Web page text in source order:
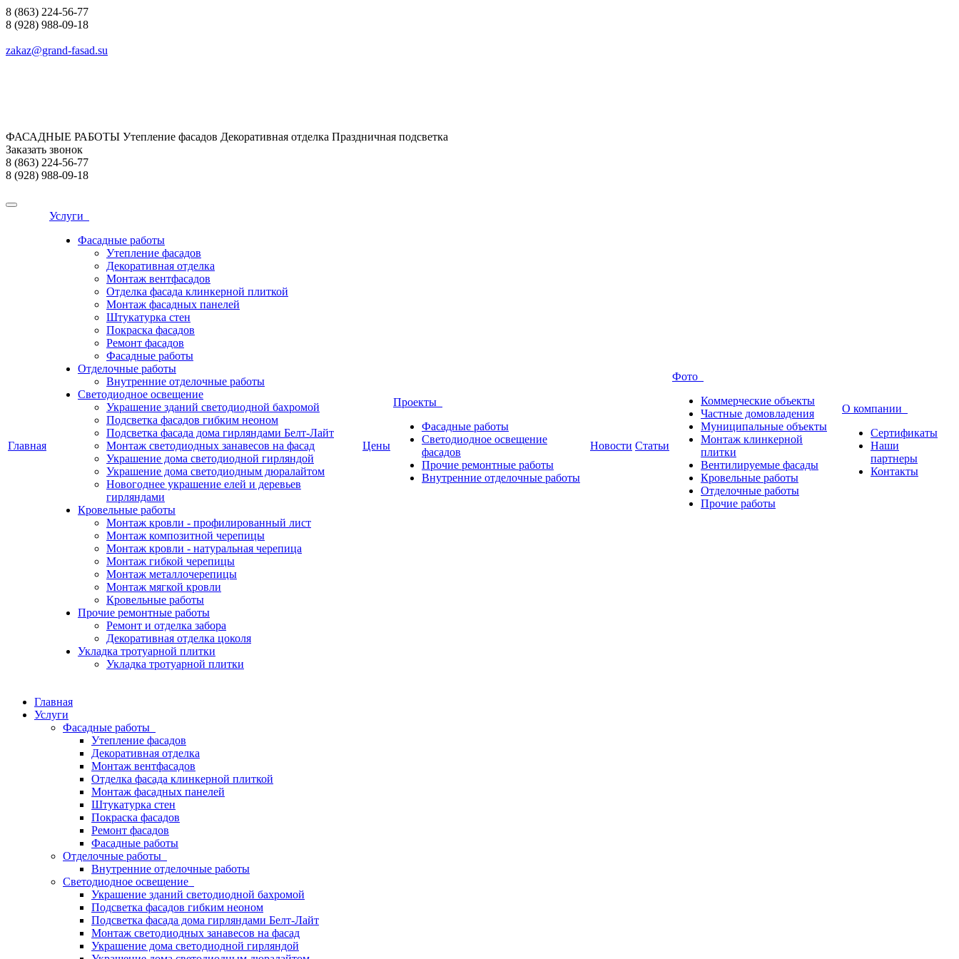
8 (863) 224-56-77
8 (928) 988-09-18
zakaz@grand-fasad.su
ФАСАДНЫЕ РАБОТЫ Утепление фасадов Декоративная отделка Праздничная подсветка
Заказать звонок
8 (863) 224-56-77
8 (928) 988-09-18
Главная
Услуги
Фасадные работы
Утепление фасадов
Декоративная отделка
Монтаж вентфасадов
Отделка фасада клинкерной плиткой
Монтаж фасадных панелей
Штукатурка стен
Покраска фасадов
Ремонт фасадов
Фасадные работы
Отделочные работы
Внутренние отделочные работы
Светодиодное освещение
Украшение зданий светодиодной бахромой
Подсветка фасадов гибким неоном
Подсветка фасада дома гирляндами Белт-Лайт
Монтаж светодиодных занавесов на фасад
Украшение дома светодиодной гирляндой
Украшение дома светодиодным дюралайтом
Новогоднее украшение елей и деревьев
гирляндами
Кровельные работы
Монтаж кровли - профилированный лист
Монтаж композитной черепицы
Монтаж кровли - натуральная черепица
Монтаж гибкой черепицы
Монтаж металлочерепицы
Монтаж мягкой кровли
Кровельные работы
Прочие ремонтные работы
Ремонт и отделка забора
Декоративная отделка цоколя
Укладка тротуарной плитки
Укладка тротуарной плитки
Цены
Проекты
Фасадные работы
Светодиодное освещение
фасадов
Прочие ремонтные работы
Внутренние отделочные работы
Новости Статьи
Фото
Коммерческие объекты
Частные домовладения
Муниципальные объекты
Монтаж клинкерной
плитки
Вентилируемые фасады
Кровельные работы
Отделочные работы
Прочие работы
О компании
Сертификаты
Наши
партнеры
Контакты
Главная
Услуги
Фасадные работы
Утепление фасадов
Декоративная отделка
Монтаж вентфасадов
Отделка фасада клинкерной плиткой
Монтаж фасадных панелей
Штукатурка стен
Покраска фасадов
Ремонт фасадов
Фасадные работы
Отделочные работы
Внутренние отделочные работы
Светодиодное освещение
Украшение зданий светодиодной бахромой
Подсветка фасадов гибким неоном
Подсветка фасада дома гирляндами Белт-Лайт
Монтаж светодиодных занавесов на фасад
Украшение дома светодиодной гирляндой